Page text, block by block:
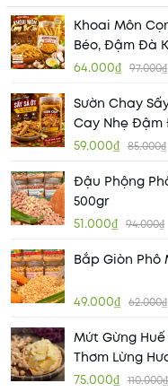
Khoai Môn
Béo, Đậm Đà
64.000₫ 97.000₫
Sườn Chay
Cay Nhẹ Đậm
59.000₫ 85.000₫
Đậu Phộng
500gr
51.000₫ 94.000₫
Bắp Giòn Phô
49.000₫ 62.000₫
Mứt Gừng
Thơm Lừng
75.000₫ 110.000₫